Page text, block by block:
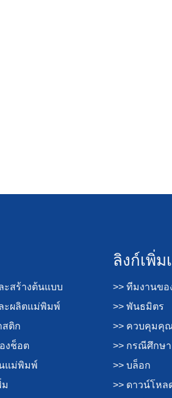
ะสร้างต้นแบบ
ะผลิตแม่พิมพ์
ติก
งช็อต
แม่พิมพ์
ม
ลิงก์เพิ่ม
>> ทีมงานขอ
>> พันธมิตร
>> ควบคุมคุ
>> กรณีศึกษา
>> บล็อก
>> ดาวน์โห